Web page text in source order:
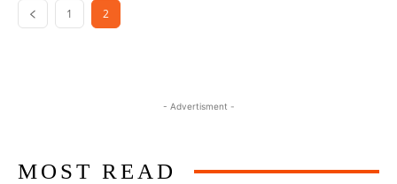
1 2
- Advertisment -
MOST READ